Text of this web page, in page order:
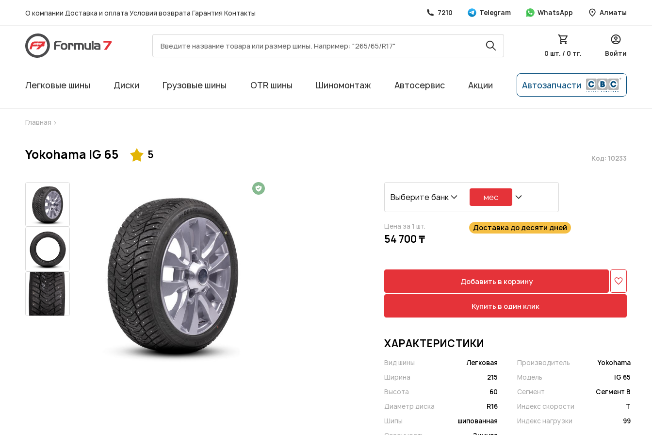
О компании Доставка и оплата Условия возврата Гарантия Контакты 7210 Telegram WhatsApp Алматы
0 шт. / 0 тг. Войти
Легковые шины Диски Грузовые шины OTR шины Шиномонтаж Автосервис Акции Автозапчасти
Главная >
Yokohama IG 65 5 Код: 10233
Выберите банк мес
Цена за 1 шт.
54 700 ₸
Доставка до десяти дней
Добавить в корзину
Купить в один клик
ХАРАКТЕРИСТИКИ
Вид шины
Легковая
Ширина
215
Высота
60
Диаметр диска
R16
Шипы
шипованная
Производитель
Yokohama
Модель
IG 65
Сегмент
Сегмент B
Индекс скорости
T
Индекс нагрузки
99